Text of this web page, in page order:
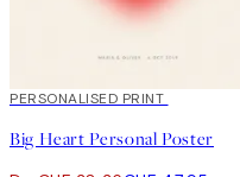
20%*
PERSONALISED PRINT
Big Heart Personal Poster